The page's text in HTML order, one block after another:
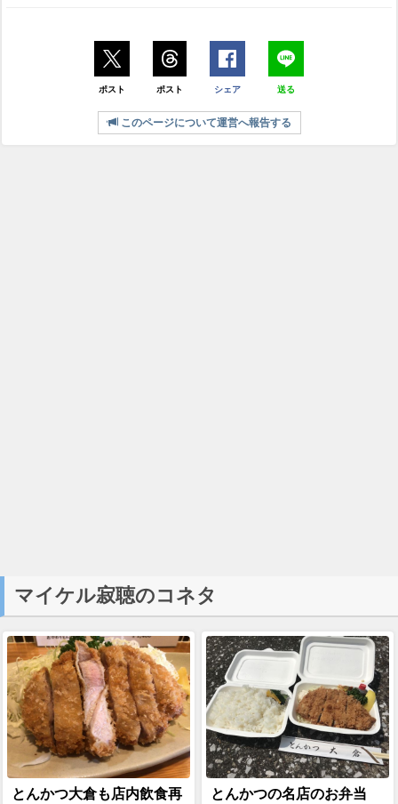
ポスト ポスト シェア 送る
このページについて運営へ報告する
マイケル寂聴のコネタ
とんかつ大倉も店内飲食再 とんかつの名店のお弁当